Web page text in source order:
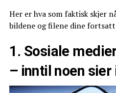
Her er hva som faktisk skjer
bildene og filene dine
1. Sosiale
– inntil noen sier